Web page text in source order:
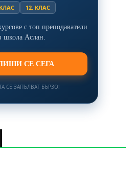
12. КЛАС
с топ преподаватели
школа Аслан.
СЕ СЕГА
СЕ ЗАПЪЛВАТ БЪРЗО!